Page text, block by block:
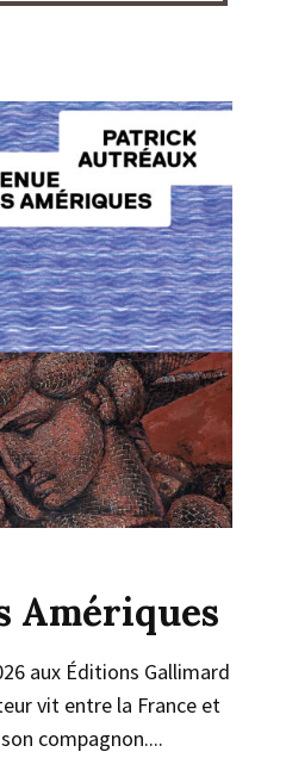
Amériques
aux Éditions Gallimard
vit entre la France et
compagnon....